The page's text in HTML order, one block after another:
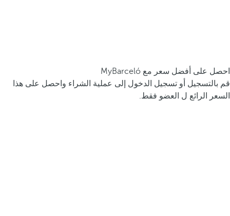
احصل على أفضل سعر مع MyBarceló
قم بالتسجيل أو تسجيل الدخول إلى عملية الشراء واحصل على هذا
السعر الرائع ل العضو فقط.